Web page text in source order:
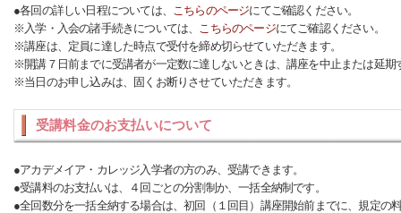
●各回の詳しい日程については、 こちらのページにてご確認ください。
※入学・入会の諸手続きについては、 こちらのページにてご確認ください。
※講座は、定員に達した時点で受付を締め切らせていただきます。
※開講７日前までに受講者が一定数に達しないときは、講座を中止または延期
※当日のお申し込みは、固くお断りさせていただきます。
受講料金のお支払いについて
●アカデメイア・カレッジ入学者の方のみ、受講できます。
●受講料のお支払いは、４回ごとの分割制か、一括全納制です。
●全回数分を一括全納する場合は、初回（１回目）講座開始前までに、規定の